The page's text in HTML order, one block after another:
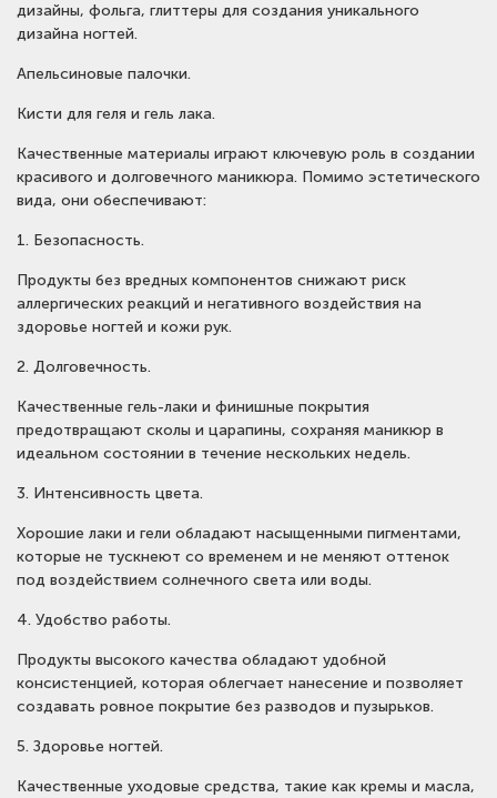
дизайны, фольга, глиттеры для создания уникального
дизайна ногтей.
Апельсиновые палочки.
Кисти для геля и гель лака.
Качественные материалы играют ключевую роль в создании
красивого и долговечного маникюра. Помимо эстетического
вида, они обеспечивают:
1. Безопасность.
Продукты без вредных компонентов снижают риск
аллергических реакций и негативного воздействия на
здоровье ногтей и кожи рук.
2. Долговечность.
Качественные гель-лаки и финишные покрытия
предотвращают сколы и царапины, сохраняя маникюр в
идеальном состоянии в течение нескольких недель.
3. Интенсивность цвета.
Хорошие лаки и гели обладают насыщенными пигментами,
которые не тускнеют со временем и не меняют оттенок
под воздействием солнечного света или воды.
4. Удобство работы.
Продукты высокого качества обладают удобной
консистенцией, которая облегчает нанесение и позволяет
создавать ровное покрытие без разводов и пузырьков.
5. Здоровье ногтей.
Качественные уходовые средства, такие как кремы и масла,